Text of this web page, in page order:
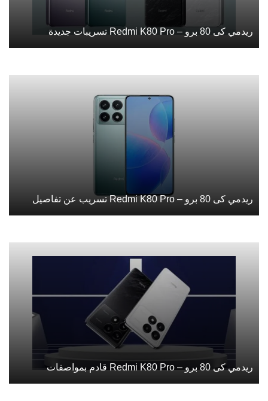
ريدمي كى 80 برو – Redmi K80 Pro تسريبات جديدة
ريدمي كى 80 برو – Redmi K80 Pro تسريب عن تفاصيل
ريدمي كى 80 برو – Redmi K80 Pro قادم بمواصفات